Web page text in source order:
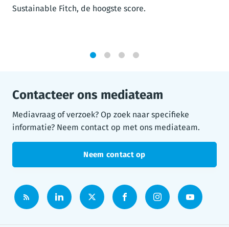
Sustainable Fitch, de hoogste score.
Contacteer ons mediateam
Mediavraag of verzoek? Op zoek naar specifieke
informatie? Neem contact op met ons mediateam.
Neem contact op